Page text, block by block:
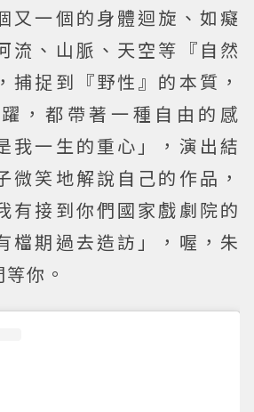
又一個的身體迴旋、如癡
流、山脈、天空等『自然
捕捉到『野性』的本質，
，都帶著一種自由的感
我一生的重心」，演出結
微笑地解說自己的作品，
有接到你們國家戲劇院的
檔期過去造訪」，喔，朱
你。